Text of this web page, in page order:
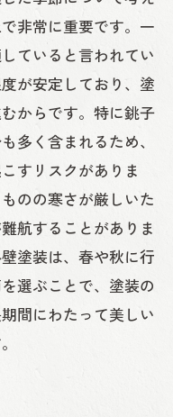
非常に重要です。一
ていると言われてい
が安定しており、塗
からです。特に銚子
多く含まれるため、
すリスクがありま
のの寒さが厳しいた
航することがありま
塗装は、春や秋に行
選ぶことで、塗装の
間にわたって美しい